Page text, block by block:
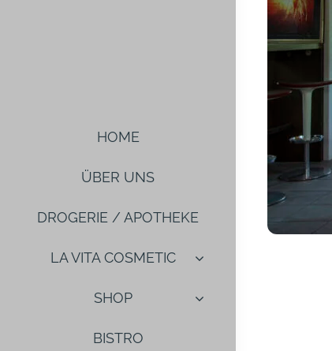
HOME
ÜBER UNS
DROGERIE / APOTHEKE
LA VITA COSMETIC
SHOP
BISTRO